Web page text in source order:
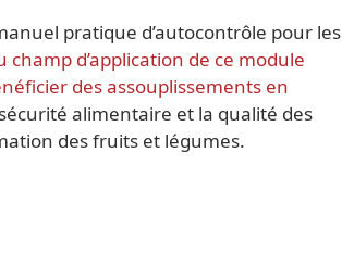
pratique d’autocontrôle pour les
d’application de ce module
des assouplissements en
alimentaire et la qualité des
des fruits et légumes.